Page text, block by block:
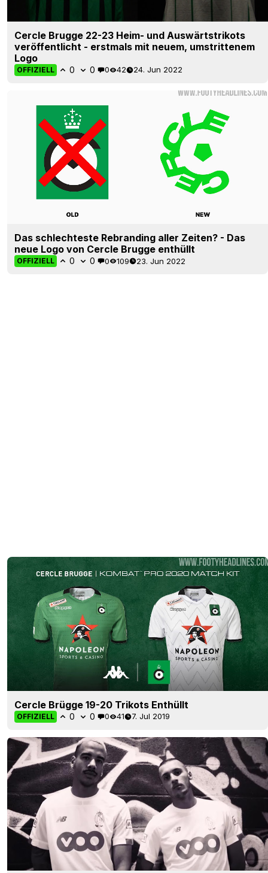
Cercle Brugge 22-23 Heim- und Auswärtstrikots
veröffentlicht - erstmals mit neuem, umstrittenem
Logo
OFFIZIELL 0 0 0 42 24. Jun 2022
Das schlechteste Rebranding aller Zeiten? - Das
neue Logo von Cercle Brugge enthüllt
OFFIZIELL 0 0 0 109 23. Jun 2022
Cercle Brügge 19-20 Trikots Enthüllt
OFFIZIELL 0 0 0 41 7. Jul 2019